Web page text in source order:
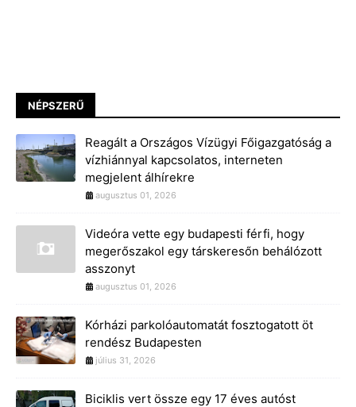
NÉPSZERŰ
Reagált a Országos Vízügyi Főigazgatóság a
vízhiánnyal kapcsolatos, interneten
megjelent álhírekre
augusztus 01, 2026
Videóra vette egy budapesti férfi, hogy
megerőszakol egy társkeresőn behálózott
asszonyt
augusztus 01, 2026
Kórházi parkolóautomatát fosztogatott öt
rendész Budapesten
július 31, 2026
Biciklis vert össze egy 17 éves autóst